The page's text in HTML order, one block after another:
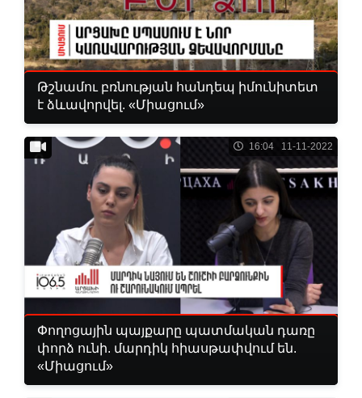
Թշնամու բռնության հանդեպ իմունիտետ
է ձևավորվել. «Միացում»
16:04 11-11-2022
Փողոցային պայքարը պատմական դառը
փորձ ունի. մարդիկ հիասթափվում են.
«Միացում»